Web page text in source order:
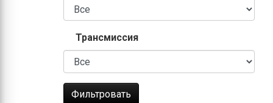
Трансмиссия
Фильтровать